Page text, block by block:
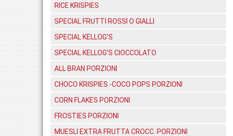
RICE KRISPIES
SPECIAL FRUTTI ROSSI O GIALLI
SPECIAL KELLOG'S
SPECIAL KELLOG'S CIOCCOLATO
ALL BRAN PORZIONI
CHOCO KRISPIES -COCO POPS PORZIONI
CORN FLAKES PORZIONI
FROSTIES PORZIONI
MUESLI EXTRA FRUTTA CROCC. PORZIONI